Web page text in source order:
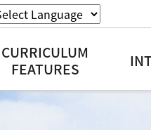
CURRICULUM
FEATURES